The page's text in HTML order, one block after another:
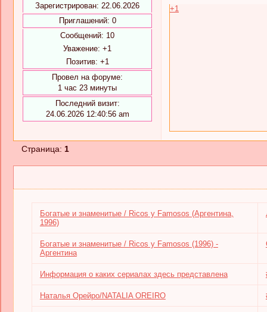
Зарегистрирован: 22.06.2026
Приглашений: 0
Сообщений: 10
Уважение: +1
Позитив: +1
Провел на форуме:
1 час 23 минуты
Последний визит:
24.06.2026 12:40:56 am
+1
Страница:1
Богатые и знаменитые / Ricos y Famosos (Аргентина,
1996)
Богатые и знаменитые / Ricos y Famosos (1996) -
Аргентина
Информация о каких сериалах здесь представлена
Наталья Орейро/NATALIA OREIRO